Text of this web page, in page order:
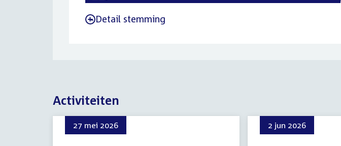
- Detail stemming
Activiteiten
27 mei 2026 2 jun 2026